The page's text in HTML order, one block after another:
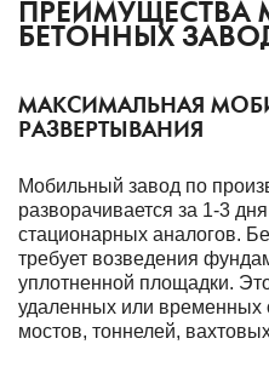
ПРЕИМУЩЕСТВА
БЕТОННЫХ
МАКСИМАЛЬНАЯ
РАЗВЕРТЫВАНИЯ
Мобильный завод по
разворачивается за 1-3
стационарных аналогов.
требует возведения
уплотненной площадки.
удаленных или временных
мостов, тоннелей,